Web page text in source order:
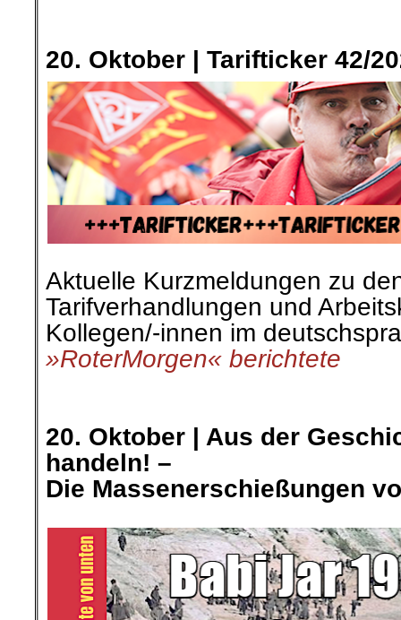
20. Oktober | Tarifticker 42/
Aktuelle Kurzmeldungen zu
Tarifverhandlungen und
Kollegen/-innen im
»RoterMorgen« berichtete
20. Oktober | Aus der
handeln! –
Die Massenerschießungen